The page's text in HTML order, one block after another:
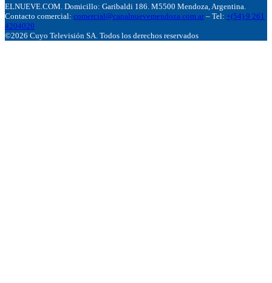
ELNUEVE.COM. Domicillo: Garibaldi 186. M5500 Mendoza, Argentina.
Contacto comercial: comercial@canalnuevemendoza.com.ar – Tel: +(54) 9 261
4204020
©2026 Cuyo Televisión SA. Todos los derechos reservados